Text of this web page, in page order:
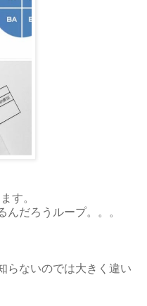
す。
だろうループ。。。
らないのでは大きく違い